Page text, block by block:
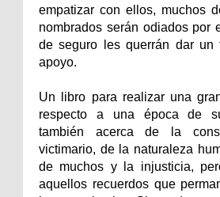
empatizar con ellos, muchos
nombrados serán odiados por
de seguro les querrán dar un
apoyo.
Un libro para realizar una
respecto a una época de
también acerca de la
victimario, de la naturaleza
de muchos y la injusticia,
aquellos recuerdos que